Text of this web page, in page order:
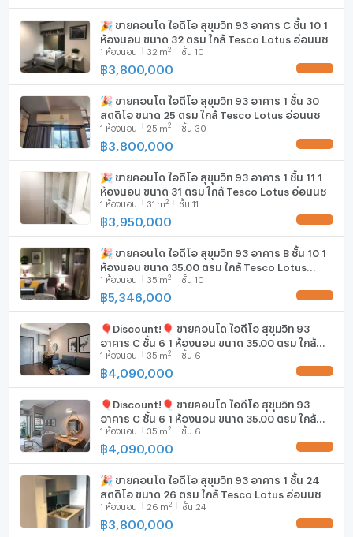
🎉 ขายคอนโด ไอดีโอ สุขุมวิท 93 อาคาร C ชั้น 10 1
ห้องนอน ขนาด 32 ตรม ใกล้ Tesco Lotus อ่อนนุช
1 ห้องนอน 32 m2 ชั้น 10
฿3,800,000
🎉 ขายคอนโด ไอดีโอ สุขุมวิท 93 อาคาร 1 ชั้น 30
สตูดิโอ ขนาด 25 ตรม ใกล้ Tesco Lotus อ่อนนุช
1 ห้องนอน 25 m2 ชั้น 30
฿3,800,000
🎉 ขายคอนโด ไอดีโอ สุขุมวิท 93 อาคาร 1 ชั้น 11 1
ห้องนอน ขนาด 31 ตรม ใกล้ Tesco Lotus อ่อนนุช
1 ห้องนอน 31 m2 ชั้น 11
฿3,950,000
🎉 ขายคอนโด ไอดีโอ สุขุมวิท 93 อาคาร B ชั้น 10 1
ห้องนอน ขนาด 35.00 ตรม ใกล้ Tesco Lotus
อ่อนนุช
1 ห้องนอน 35 m2 ชั้น 10
฿5,346,000
🎈Discount!🎈 ขายคอนโด ไอดีโอ สุขุมวิท 93
อาคาร C ชั้น 6 1 ห้องนอน ขนาด 35.00 ตรม ใกล้
Tesco Lotus อ่อนนุช
1 ห้องนอน 35 m2 ชั้น 6
฿ 4,090,000
🎈Discount!🎈 ขายคอนโด ไอดีโอ สุขุมวิท 93
อาคาร C ชั้น 6 1 ห้องนอน ขนาด 35.00 ตรม ใกล้
Tesco Lotus อ่อนนุช
1 ห้องนอน 35 m2 ชั้น 6
฿ 4,090,000
🎉 ขายคอนโด ไอดีโอ สุขุมวิท 93 อาคาร 1 ชั้น 24
สตูดิโอ ขนาด 26 ตรม ใกล้ Tesco Lotus อ่อนนุช
1 ห้องนอน 26 m2 ชั้น 24
฿3,800,000